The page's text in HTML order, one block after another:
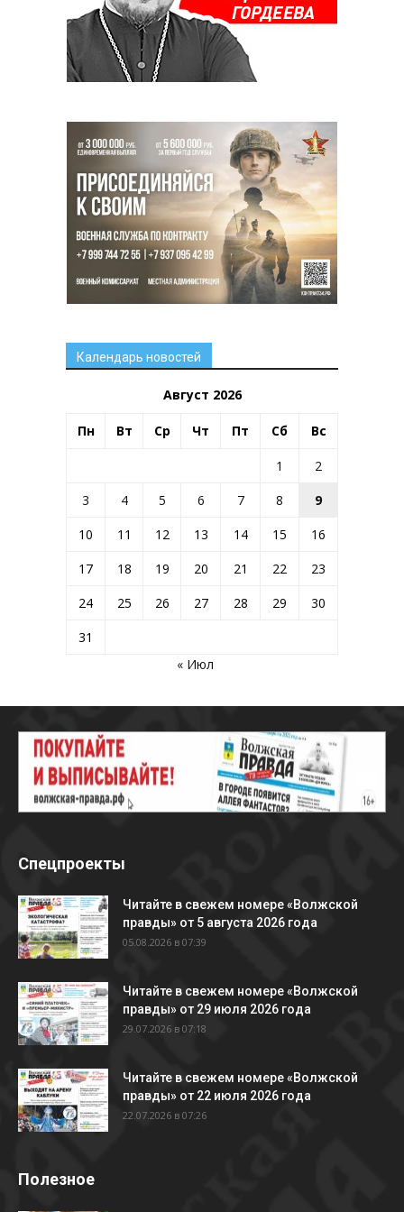
Календарь новостей
Август 2026
Пн Вт Ср Чт Пт Сб Вс
1
2
3
4 5 6 7 8
9
10
11 12 13 14 15
16
17
18 19 20 21 22
23
24
25 26 27 28 29
30
31
« Июл
Спецпроекты
Читайте в свежем номере «Волжской
правды» от 5 августа 2026 года
05.08.2026 в 07:39
Читайте в свежем номере «Волжской
правды» от 29 июля 2026 года
29.07.2026 в 07:18
Читайте в свежем номере «Волжской
правды» от 22 июля 2026 года
22.07.2026 в 07:26
Полезное